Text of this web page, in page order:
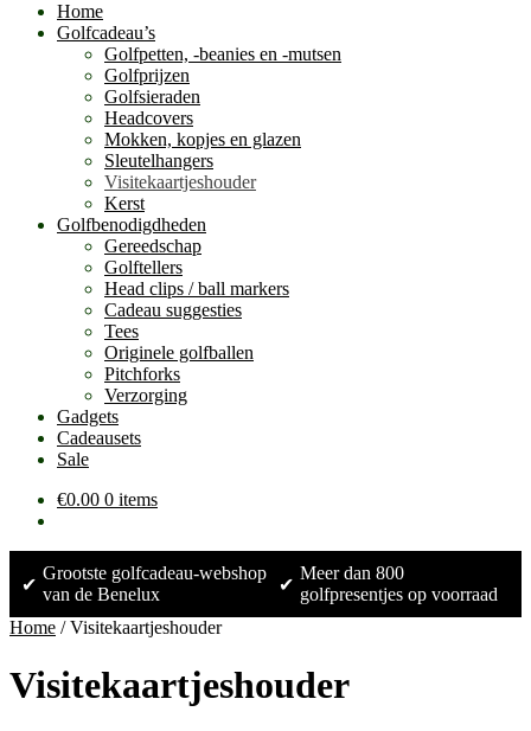
Home
Golfcadeau’s
Golfpetten, -beanies en -mutsen
Golfprijzen
Golfsieraden
Headcovers
Mokken, kopjes en glazen
Sleutelhangers
Visitekaartjeshouder
Kerst
Golfbenodigdheden
Gereedschap
Golftellers
Head clips / ball markers
Cadeau suggesties
Tees
Originele golfballen
Pitchforks
Verzorging
Gadgets
Cadeausets
Sale
€0.00 0 items
✔
Grootste golfcadeau-webshop
van de Benelux
✔
Meer dan 800
golfpresentjes op voorraad
Home /Visitekaartjeshouder
Visitekaartjeshouder